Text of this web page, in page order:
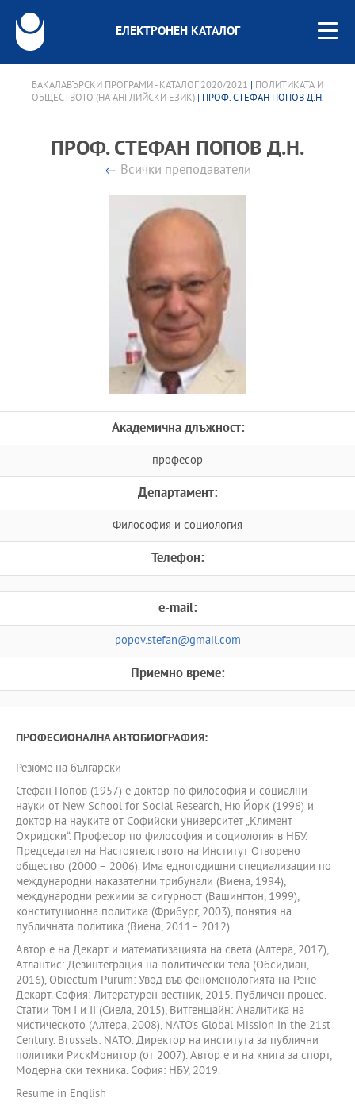
ЕЛЕКТРОНЕН КАТАЛОГ
БАКАЛАВЪРСКИ ПРОГРАМИ - КАТАЛОГ 2020/2021
ПОЛИТИКАТА И
ОБЩЕСТВОТО (НА АНГЛИЙСКИ ЕЗИК)| ПРОФ. СТЕФАН ПОПОВ Д.Н.
ПРОФ. СТЕФАН ПОПОВ Д.Н.
Всички преподаватели
Академична длъжност:
професор
Департамент:
Философия и социология
Телефон:
e-mail:
popov.stefan@gmail.com
Приемно време:
ПРОФЕСИОНАЛНА АВТОБИОГРАФИЯ:
Резюме на български
Стефан Попов (1957) e доктор по философия и социални
науки от New School for Social Research, Ню Йорк (1996) и
доктор на науките от Софийски университет „Климент
Охридски“. Професор по философия и социология в НБУ.
Председател на Настоятелството на Институт Отворено
общество (2000 – 2006). Има едногодишни специализации по
международни наказателни трибунали (Виена, 1994),
международни режими за сигурност (Вашингтон, 1999),
конституционна политика (Фрибург, 2003), понятия на
публичната политика (Виена, 2011– 2012).
Автор е на Декарт и математизацията на света (Алтера, 2017),
Атлантис: Дезинтеграция на политически тела (Обсидиан,
2016), Obiectum Purum: Увод във феноменологията на Рене
Декарт. София: Литературен вестник, 2015. Публичен процес.
Статии Том I и II (Сиела, 2015), Витгенщайн: Аналитика на
мистическото (Алтера, 2008), NATO’s Global Mission in the 21st
Century. Brussels: NATO. Директор на института за публични
политики РискМонитор (от 2007). Автор е и на книга за спорт,
Модерна ски техника. София: НБУ, 2019.
Resume in English